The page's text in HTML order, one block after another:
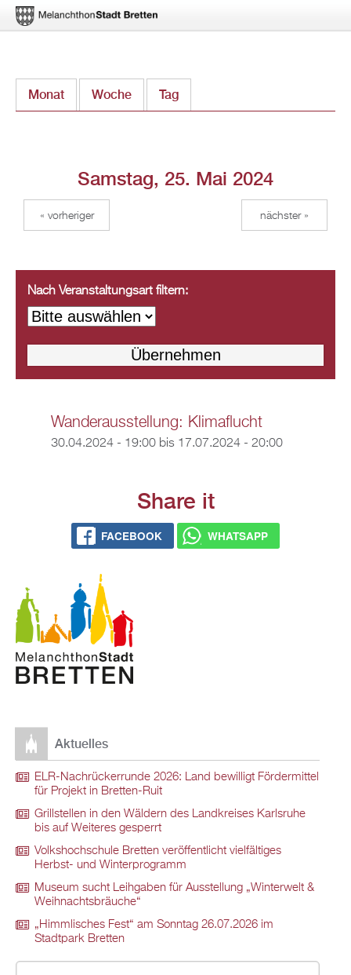
zum
Monat Woche Tag
Samstag, 25. Mai 2024
« vorheriger nächster »
Nach Veranstaltungsart filtern:
Wanderausstellung: Klimaflucht
30.04.2024 - 19:00bis 17.07.2024 - 20:00
Share it
FACEBOOK WHATSAPP
Aktuelles
ELR-Nachrückerrunde 2026: Land bewilligt Fördermittel
für Projekt in Bretten-Ruit
Grillstellen in den Wäldern des Landkreises Karlsruhe
bis auf Weiteres gesperrt
Volkshochschule Bretten veröffentlicht vielfältiges
Herbst- und Winterprogramm
Museum sucht Leihgaben für Ausstellung „Winterwelt &
Weihnachtsbräuche“
„Himmlisches Fest“ am Sonntag 26.07.2026 im
Stadtpark Bretten